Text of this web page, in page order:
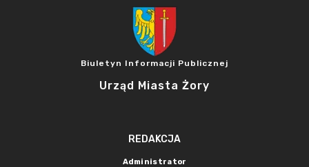
Biuletyn Informacji Publicznej
Urząd Miasta Żory
REDAKCJA
Administrator